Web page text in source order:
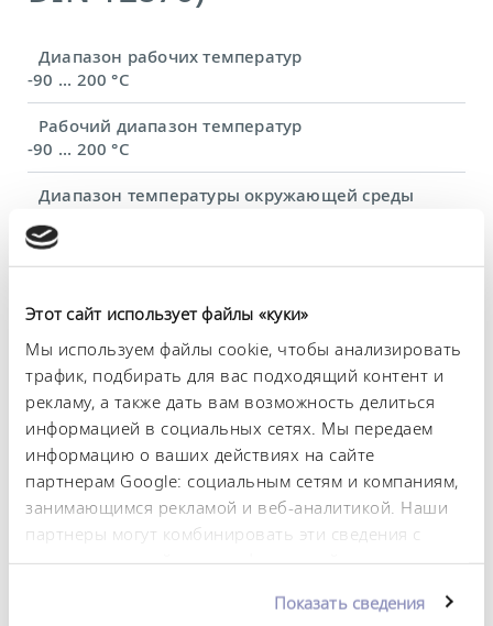
Этот сайт использует файлы «куки»
Мы используем файлы cookie, чтобы анализировать
трафик, подбирать для вас подходящий контент и
рекламу, а также дать вам возможность делиться
информацией в социальных сетях. Мы передаем
информацию о ваших действиях на сайте
партнерам Google: социальным сетям и компаниям,
занимающимся рекламой и веб-аналитикой. Наши
партнеры могут комбинировать эти сведения с
предоставленной вами информацией, а также
использовании вами их сервисов. Вы можете
Показать сведения
Диапазон рабочих температур
-90 ... 200 °C
Рабочий диапазон температур
-90 ... 200 °C
Диапазон температуры окружающей среды
Постоянство температурного режима
3,6 kW
Потребляемая мощность, макс.
3,7 kW
Потребление тока
16 A
Dimensions_bath_WTH
300 x 290 x 200 mm